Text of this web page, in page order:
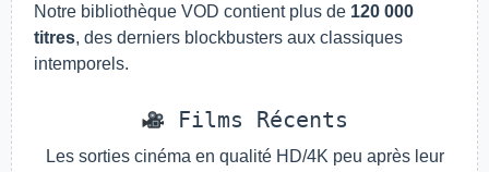
Notre bibliothèque VOD contient plus de 120 000
titres, des derniers blockbusters aux classiques
intemporels.
Films Récents
Les sorties cinéma en qualité HD/4K peu après leur